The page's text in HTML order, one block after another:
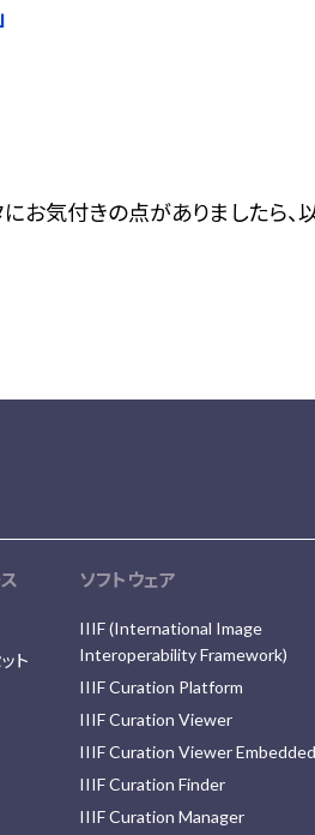
お気付きの点がありましたら
ト
ソフトウェア
IIIF (International Image
Interoperability Framework)
IIIF Curation Platform
IIIF Curation Viewer
IIIF Curation Viewer Embedded
IIIF Curation Finder
IIIF Curation Manager